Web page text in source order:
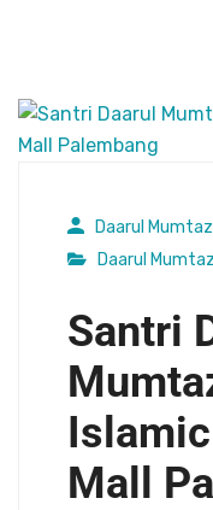
Daarul Mumtaz
Daarul Mumtaz
Santri
Mall